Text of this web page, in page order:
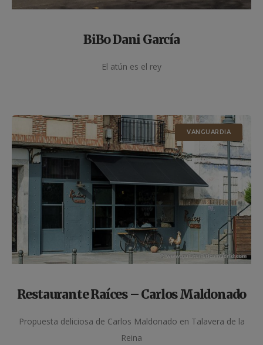
BiBo Dani García
El atún es el rey
VANGUARDIA
Restaurante Raíces – Carlos Maldonado
Propuesta deliciosa de Carlos Maldonado en Talavera de la
Reina